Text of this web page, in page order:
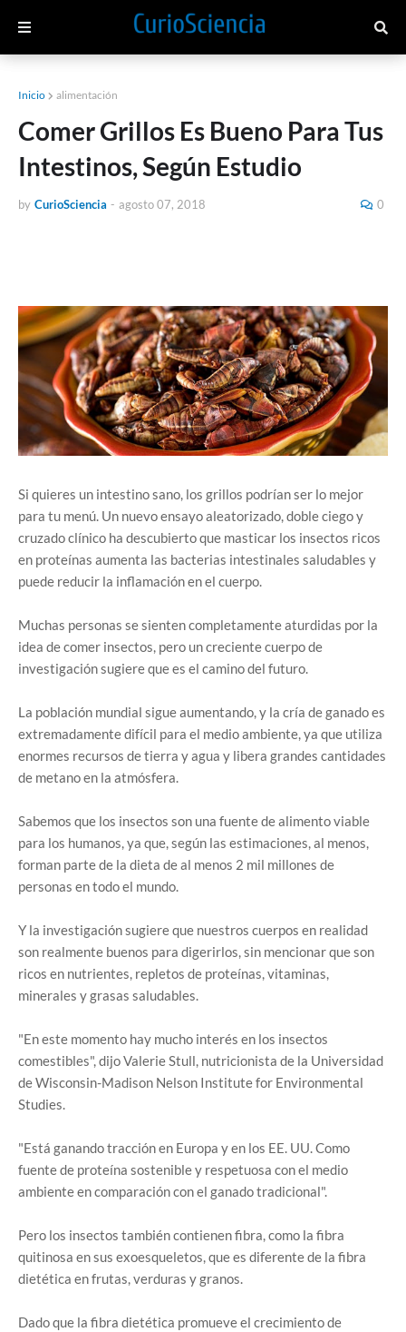
Inicio alimentación
Comer Grillos Es Bueno Para Tus
Intestinos, Según Estudio
by CurioSciencia - agosto 07, 2018 0
Si quieres un intestino sano, los grillos podrían ser lo mejor
para tu menú. Un nuevo ensayo aleatorizado, doble ciego y
cruzado clínico ha descubierto que masticar los insectos ricos
en proteínas aumenta las bacterias intestinales saludables y
puede reducir la inflamación en el cuerpo.
Muchas personas se sienten completamente aturdidas por la
idea de comer insectos, pero un creciente cuerpo de
investigación sugiere que es el camino del futuro.
La población mundial sigue aumentando, y la cría de ganado es
extremadamente difícil para el medio ambiente, ya que utiliza
enormes recursos de tierra y agua y libera grandes cantidades
de metano en la atmósfera.
Sabemos que los insectos son una fuente de alimento viable
para los humanos, ya que, según las estimaciones, al menos,
forman parte de la dieta de al menos 2 mil millones de
personas en todo el mundo.
Y la investigación sugiere que nuestros cuerpos en realidad
son realmente buenos para digerirlos, sin mencionar que son
ricos en nutrientes, repletos de proteínas, vitaminas,
minerales y grasas saludables.
"En este momento hay mucho interés en los insectos
comestibles", dijo Valerie Stull, nutricionista de la Universidad
de Wisconsin-Madison Nelson Institute for Environmental
Studies.
"Está ganando tracción en Europa y en los EE. UU. Como
fuente de proteína sostenible y respetuosa con el medio
ambiente en comparación con el ganado tradicional".
Pero los insectos también contienen fibra, como la fibra
quitinosa en sus exoesqueletos, que es diferente de la fibra
dietética en frutas, verduras y granos.
Dado que la fibra dietética promueve el crecimiento de